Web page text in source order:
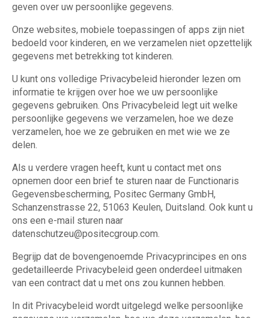
geven over uw persoonlijke gegevens.
Onze websites, mobiele toepassingen of apps zijn niet
bedoeld voor kinderen, en we verzamelen niet opzettelijk
gegevens met betrekking tot kinderen.
U kunt ons volledige Privacybeleid hieronder lezen om
informatie te krijgen over hoe we uw persoonlijke
gegevens gebruiken. Ons Privacybeleid legt uit welke
persoonlijke gegevens we verzamelen, hoe we deze
verzamelen, hoe we ze gebruiken en met wie we ze
delen.
Als u verdere vragen heeft, kunt u contact met ons
opnemen door een brief te sturen naar de Functionaris
Gegevensbescherming, Positec Germany GmbH,
Schanzenstrasse 22, 51063 Keulen, Duitsland. Ook kunt u
ons een e-mail sturen naar
datenschutzeu@positecgroup.com.
Begrijp dat de bovengenoemde Privacyprincipes en ons
gedetailleerde Privacybeleid geen onderdeel uitmaken
van een contract dat u met ons zou kunnen hebben.
In dit Privacybeleid wordt uitgelegd welke persoonlijke